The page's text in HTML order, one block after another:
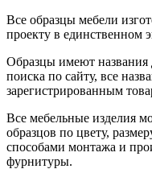
Все образцы мебели
проекту в единственном
Образцы имеют названия
поиска по сайту, все
зарегистрированным
Все мебельные изделия
образцов по цвету,
способами монтажа и
фурнитуры.